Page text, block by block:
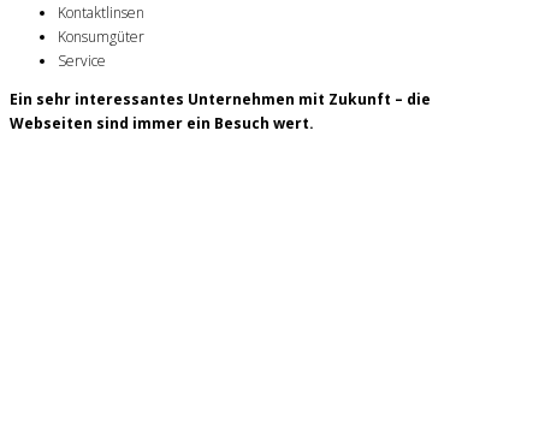
Kontaktlinsen
Konsumgüter
Service
Ein sehr interessantes Unternehmen mit Zukunft – die
Webseiten sind immer ein Besuch wert.